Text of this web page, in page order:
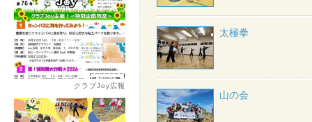
太極拳
山の会
クラブJoy広報